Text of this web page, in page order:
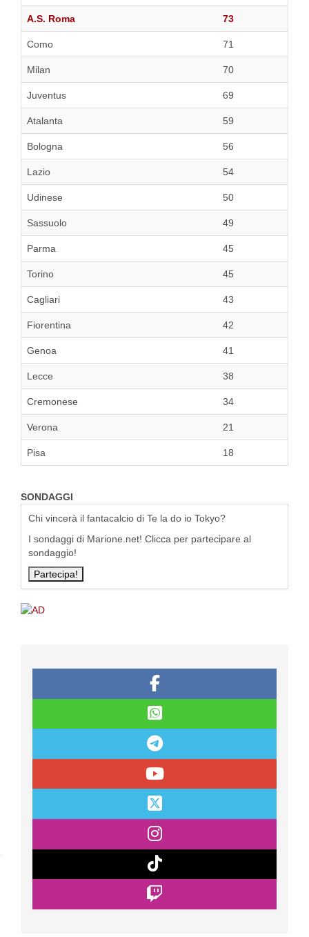
A.S. Roma 73
Como 71
Milan 70
Juventus 69
Atalanta 59
Bologna 56
Lazio 54
Udinese 50
Sassuolo 49
Parma 45
Torino 45
Cagliari 43
Fiorentina 42
Genoa 41
Lecce 38
Cremonese 34
Verona 21
Pisa 18
SONDAGGI
Chi vincerà il fantacalcio di Te la do io Tokyo?
I sondaggi di Marione.net! Clicca per partecipare al
sondaggio!